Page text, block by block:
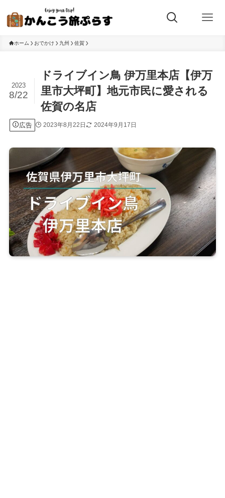
ホーム おでかけ 九州 佐賀
ドライブイン鳥 伊万里本店【伊万
里市大坪町】地元市民に愛される
佐賀の名店
2023
8/22
広告 2023年8月22日 2024年9月17日